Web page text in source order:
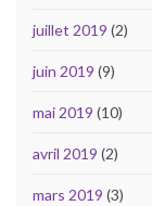
juillet 2019 (2)
juin 2019 (9)
mai 2019 (10)
avril 2019 (2)
mars 2019 (3)